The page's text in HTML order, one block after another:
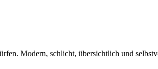
Modern, schlicht, übersichtlich und